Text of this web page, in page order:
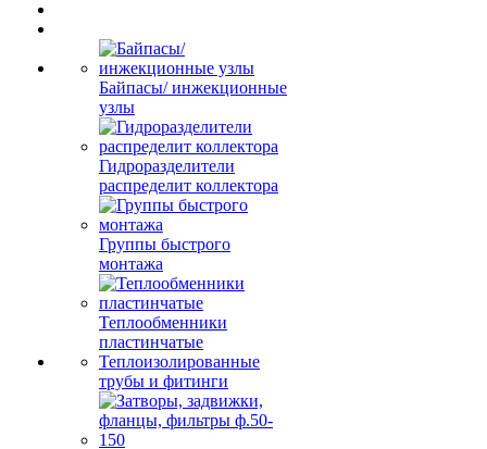
Байпасы/ инжекционные
узлы
Гидроразделители
распределит коллектора
Группы быстрого
монтажа
Теплообменники
пластинчатые
Теплоизолированные
трубы и фитинги